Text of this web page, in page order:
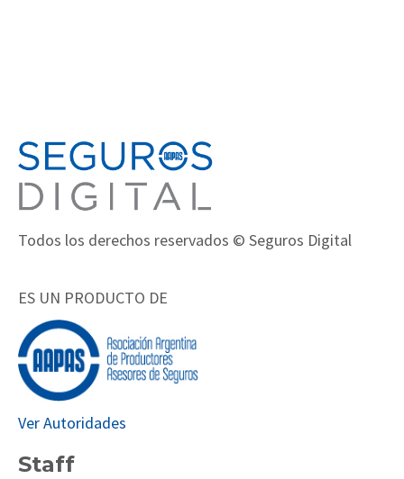
Todos los derechos reservados © Seguros Digital
ES UN PRODUCTO DE
Ver Autoridades
Staff